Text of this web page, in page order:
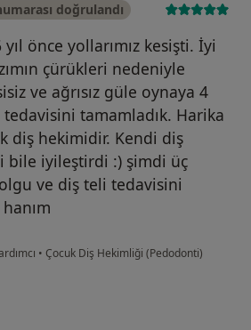
doğrulandı
yıl önce yollarımız kesişti. İyi
çürükleri nedeniyle
ve ağrısız güle oynaya 4
tedavisini tamamladık. Harika
diş hekimidir. Kendi diş
bile iyileştirdi :) şimdi üç
ve diş teli tedavisini
• Çocuk Diş Hekimliği (Pedodonti)
ca...y